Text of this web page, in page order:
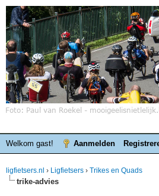
Welkom gast! Aanmelden
ligfietsers.nl › Ligfietsers › Trikes en Quads
trike-advies